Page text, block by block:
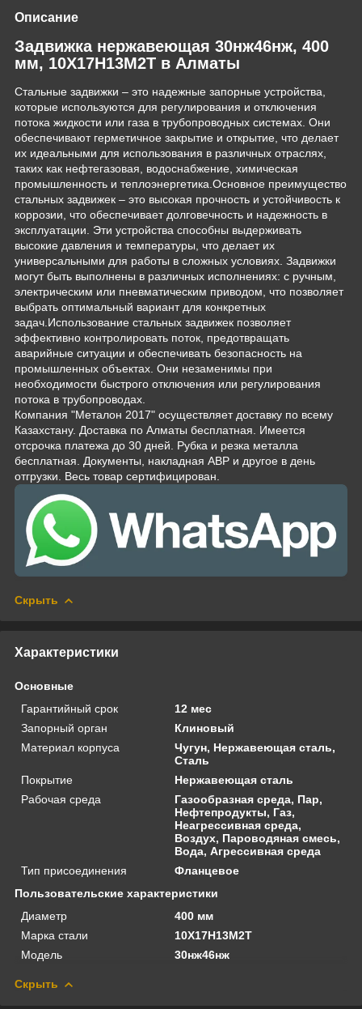
Описание
Задвижка нержавеющая 30нж46нж, 400
мм, 10Х17Н13М2Т в Алматы
Стальные задвижки – это надежные запорные устройства,
которые используются для регулирования и отключения
потока жидкости или газа в трубопроводных системах. Они
обеспечивают герметичное закрытие и открытие, что делает
их идеальными для использования в различных отраслях,
таких как нефтегазовая, водоснабжение, химическая
промышленность и теплоэнергетика.Основное преимущество
стальных задвижек – это высокая прочность и устойчивость к
коррозии, что обеспечивает долговечность и надежность в
эксплуатации. Эти устройства способны выдерживать
высокие давления и температуры, что делает их
универсальными для работы в сложных условиях. Задвижки
могут быть выполнены в различных исполнениях: с ручным,
электрическим или пневматическим приводом, что позволяет
выбрать оптимальный вариант для конкретных
задач.Использование стальных задвижек позволяет
эффективно контролировать поток, предотвращать
аварийные ситуации и обеспечивать безопасность на
промышленных объектах. Они незаменимы при
необходимости быстрого отключения или регулирования
потока в трубопроводах.
Компания "Металон 2017" осуществляет доставку по всему
Казахстану. Доставка по Алматы бесплатная. Имеется
отсрочка платежа до 30 дней. Рубка и резка металла
бесплатная. Документы, накладная АВР и другое в день
отгрузки. Весь товар сертифицирован.
Скрыть
Характеристики
Основные
Гарантийный срок
12 мес
Запорный орган
Клиновый
Материал корпуса
Чугун, Нержавеющая сталь,
Сталь
Покрытие
Нержавеющая сталь
Рабочая среда
Газообразная среда, Пар,
Нефтепродукты, Газ,
Неагрессивная среда,
Воздух, Пароводяная смесь,
Вода, Агрессивная среда
Тип присоединения
Фланцевое
Пользовательские характеристики
Диаметр
400 мм
Марка стали
10Х17Н13М2Т
Модель
30нж46нж
Скрыть